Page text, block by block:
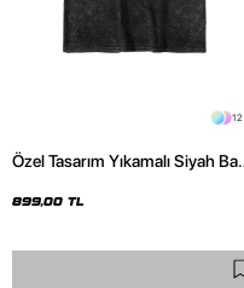
12
Özel Tasarım Yıkamalı Siyah
899,00 TL